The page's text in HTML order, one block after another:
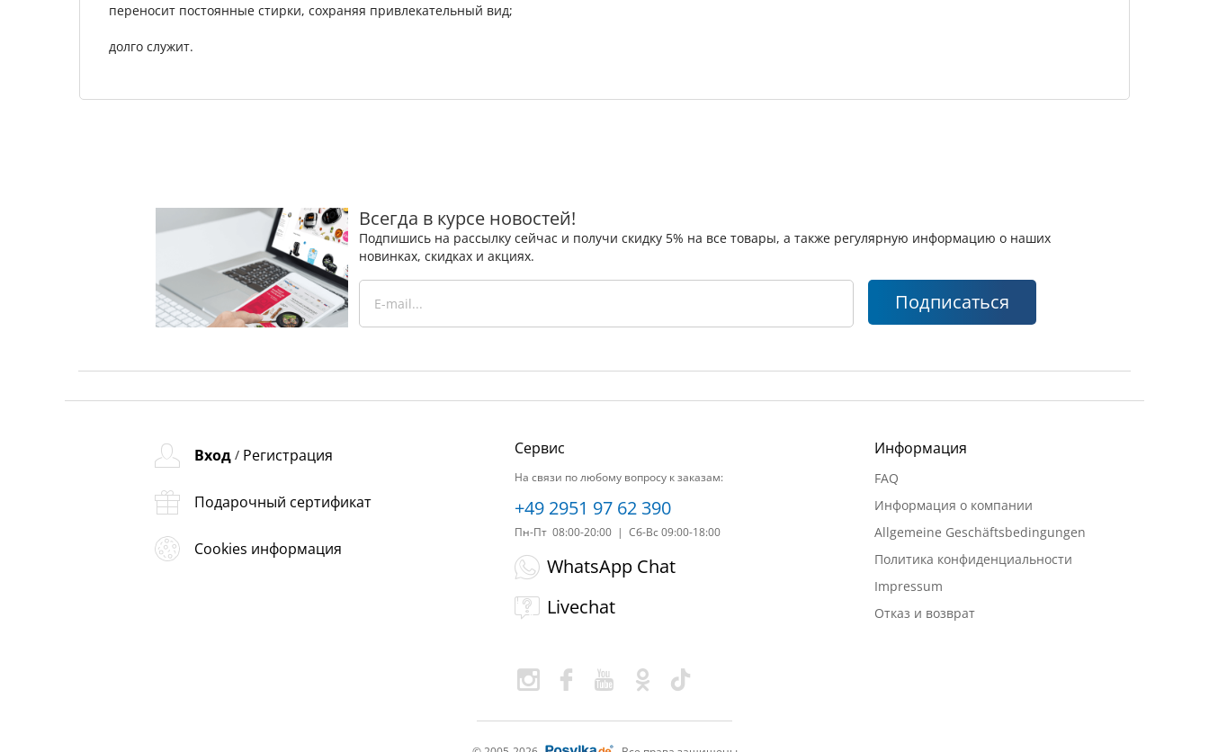
переносит постоянные стирки, сохраняя привлекательный вид;
долго служит.
Всегда в курсе новостей!
Подпишись на рассылку сейчас и получи скидку 5% на все товары, а также регулярную информацию о наших
новинках, скидках и акциях.
Подписаться
Вход / Регистрация
Подарочный сертификат
Cookies информация
Сервис
На связи по любому вопросу к заказам:
+49 2951 97 62 390
Пн-Пт 08:00-20:00 | Сб-Вс 09:00-18:00
WhatsApp Chat
Livechat
Информация
FAQ
Информация о компании
Allgemeine Geschäftsbedingungen
Политика конфиденциальности
Impressum
Отказ и возврат